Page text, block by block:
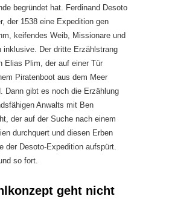
begründet hat. Ferdinand Desoto
der 1538 eine Expedition gen
keifendes Weib, Missionare und
inklusive. Der dritte Erzählstrang
Elias Plim, der auf einer Tür
Piratenboot aus dem Meer
Dann gibt es noch die Erzählung
Anwalts mit Ben
der auf der Suche nach einem
durchquert und diesen Erben
der Desoto-Expedition aufspürt.
so fort.
geht nicht